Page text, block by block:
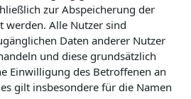
zur Abspeicherung der
werden. Alle Nutzer sind
Daten anderer Nutzer
und diese grundsätzlich
Einwilligung des Betroffenen an
gilt insbesondere für die Namen